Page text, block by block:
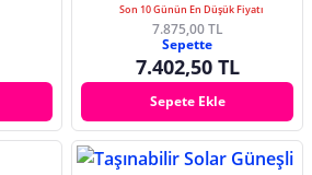
Son 10 Günün En Düşük Fiyatı
7.875,00 TL
Sepette
7.402,50 TL
Sepete Ekle